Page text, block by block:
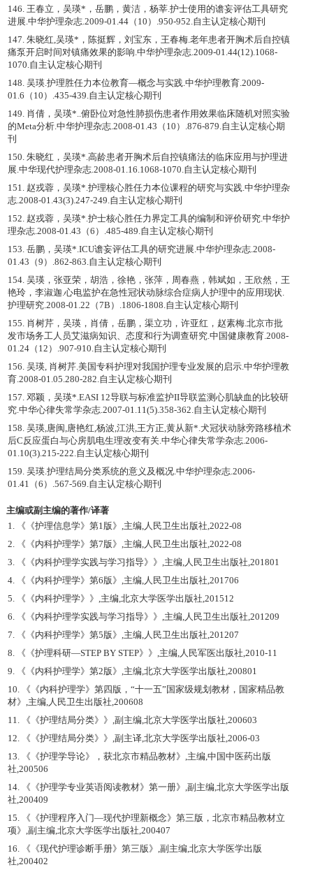
146. 王春立，吴瑛*，岳鹏，黄洁，杨莘.护士使用的谵妄评估工具研究
进展.中华护理杂志.2009-01.44（10）.950-952.自主认定核心期刊
147. 朱晓红,吴瑛*，陈挺辉，刘宝东，王春梅.老年患者开胸术后自控镇
痛泵开启时间对镇痛效果的影响.中华护理杂志.2009-01.44(12).1068-
1070.自主认定核心期刊
148. 吴瑛.护理胜任力本位教育—概念与实践.中华护理教育.2009-
01.6（10）.435-439.自主认定核心期刊
149. 肖倩，吴瑛*..俯卧位对急性肺损伤患者作用效果临床随机对照实验
的Meta分析.中华护理杂志.2008-01.43（10）.876-879.自主认定核心期
刊
150. 朱晓红，吴瑛*.高龄患者开胸术后自控镇痛法的临床应用与护理进
展.中华现代护理杂志.2008-01.16.1068-1070.自主认定核心期刊
151. 赵戎蓉，吴瑛*.护理核心胜任力本位课程的研究与实践.中华护理杂
志.2008-01.43(3).247-249.自主认定核心期刊
152. 赵戎蓉，吴瑛*.护士核心胜任力界定工具的编制和评价研究.中华护
理杂志.2008-01.43（6）.485-489.自主认定核心期刊
153. 岳鹏，吴瑛*.ICU谵妄评估工具的研究进展.中华护理杂志.2008-
01.43（9）.862-863.自主认定核心期刊
154. 吴瑛，张亚荣，胡浩，徐艳，张萍，周春燕，韩斌如，王欣然，王
艳玲，李淑迦.心电监护在急性冠状动脉综合症病人护理中的应用现状.
护理研究.2008-01.22（7B）.1806-1808.自主认定核心期刊
155. 肖树芹，吴瑛，肖倩，岳鹏，渠立功，许亚红，赵素梅.北京市批
发市场务工人员艾滋病知识、态度和行为调查研究.中国健康教育.2008-
01.24（12）.907-910.自主认定核心期刊
156. 吴瑛, 肖树芹.美国专科护理对我国护理专业发展的启示.中华护理教
育.2008-01.05.280-282.自主认定核心期刊
157. 邓颖，吴瑛*.EASI 12导联与标准监护II导联监测心肌缺血的比较研
究.中华心律失常学杂志.2007-01.11(5).358-362.自主认定核心期刊
158. 吴瑛,唐闽,唐艳红,杨波,江洪,王方正,黄从新*.犬冠状动脉旁路移植术
后C反应蛋白与心房肌电生理改变有关.中华心律失常学杂志.2006-
01.10(3).215-222.自主认定核心期刊
159. 吴瑛.护理结局分类系统的意义及概况.中华护理杂志.2006-
01.41（6）.567-569.自主认定核心期刊
主编或副主编的著作/译著
1. 《《护理信息学》第1版》,主编,人民卫生出版社,2022-08
2. 《《内科护理学》第7版》,主编,人民卫生出版社,2022-08
3. 《《内科护理学实践与学习指导》》,主编,人民卫生出版社,201801
4. 《《内科护理学》第6版》,主编,人民卫生出版社,201706
5. 《《内科护理学》》,主编,北京大学医学出版社,201512
6. 《《内科护理学实践与学习指导》》,主编,人民卫生出版社,201209
7. 《《内科护理学》第5版》,主编,人民卫生出版社,201207
8. 《《护理科研—STEP BY STEP》》,主编,人民军医出版社,2010-11
9. 《《内科护理学》第2版》,主编,北京大学医学出版社,200801
10. 《《内科护理学》第四版，“十一五”国家级规划教材，国家精品教
材》,主编,人民卫生出版社,200608
11. 《《护理结局分类》》,副主编,北京大学医学出版社,200603
12. 《《护理结局分类》》,副主译,北京大学医学出版社,2006-03
13. 《《护理学导论》，获北京市精品教材》,主编,中国中医药出版
社,200506
14. 《《护理学专业英语阅读教材》第一册》,副主编,北京大学医学出版
社,200409
15. 《《护理程序入门—现代护理新概念》第三版，北京市精品教材立
项》,副主编,北京大学医学出版社,200407
16. 《《现代护理诊断手册》第三版》,副主编,北京大学医学出版
社,200402